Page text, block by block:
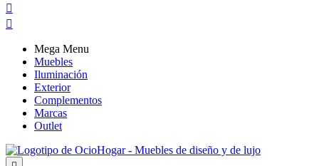


Mega Menu
Muebles
Iluminación
Exterior
Complementos
Marcas
Outlet